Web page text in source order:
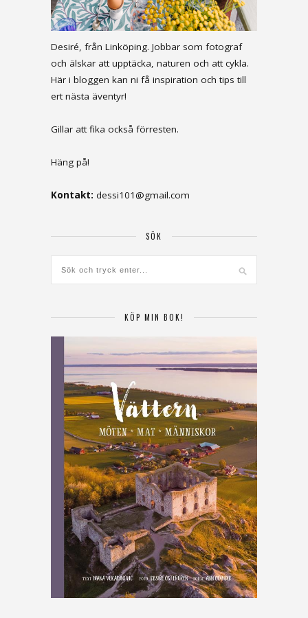
Desiré, från Linköping. Jobbar som fotograf
och älskar att upptäcka, naturen och att cykla.
Här i bloggen kan ni få inspiration och tips till
ert nästa äventyr!
Gillar att fika också förresten.
Häng på!
Kontakt: dessi101@gmail.com
SÖK
KÖP MIN BOK!